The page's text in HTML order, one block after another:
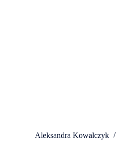
Aleksandra Kowalczyk